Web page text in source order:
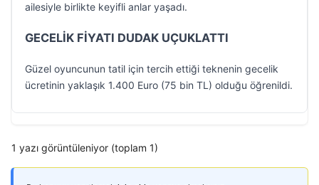
ailesiyle birlikte keyifli anlar yaşadı.
GECELİK FİYATI DUDAK UÇUKLATTI
Güzel oyuncunun tatil için tercih ettiği teknenin gecelik
ücretinin yaklaşık 1.400 Euro (75 bin TL) olduğu öğrenildi.
1 yazı görüntüleniyor (toplam 1)